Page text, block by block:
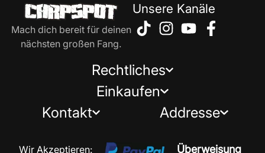
Mach dich bereit für deinen
nächsten großen Fang.
Unsere Kanäle
Rechtliches
Einkaufen
Kontakt
Addresse
Wir Akzeptieren: Überweisung